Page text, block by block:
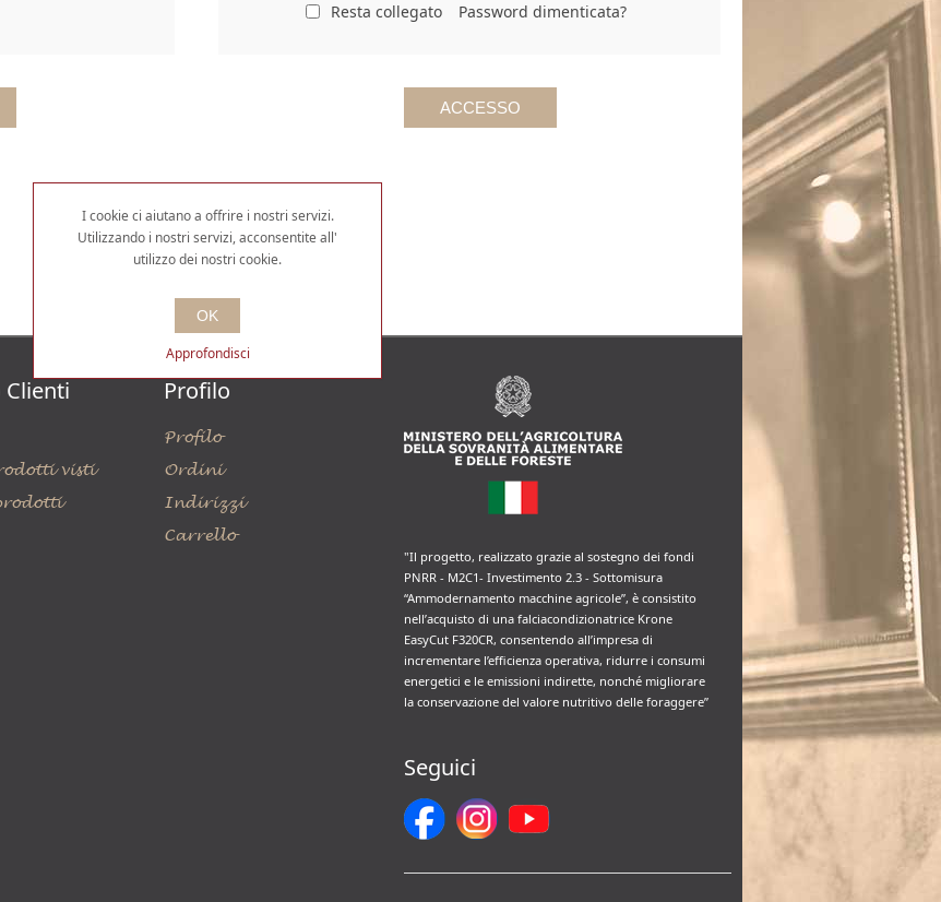
Resta collegato Password dimenticata?
Clienti
visti
Profilo
Profilo
Ordini
Indirizzi
Carrello
"Il progetto, realizzato grazie al sostegno dei fondi
PNRR - M2C1- Investimento 2.3 - Sottomisura
“Ammodernamento macchine agricole”, è consistito
nell’acquisto di una falciacondizionatrice Krone
EasyCut F320CR, consentendo all’impresa di
incrementare l’efficienza operativa, ridurre i consumi
energetici e le emissioni indirette, nonché migliorare
la conservazione del valore nutritivo delle foraggere”
Seguici
I cookie ci aiutano a offrire i nostri servizi.
Utilizzando i nostri servizi, acconsentite all'
utilizzo dei nostri cookie.
OK
Approfondisci